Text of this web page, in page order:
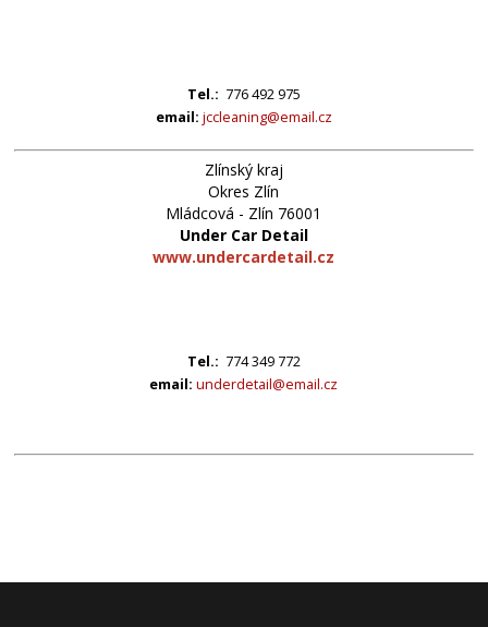
Tel.: 776 492 975
email: jccleaning@email.cz
Zlínský kraj
Okres Zlín
Mládcová - Zlín 76001
Under Car Detail
www.undercardetail.cz
Tel.: 774 349 772
email:underdetail@email.cz